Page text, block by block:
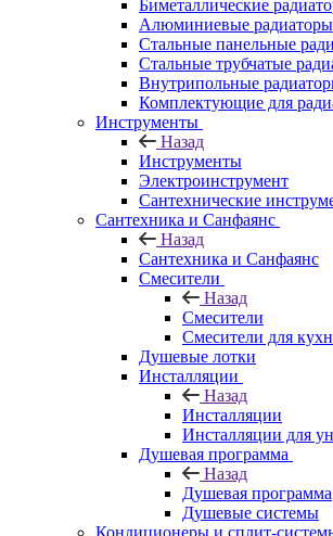
Биметаллические
Алюминиевые радиаторы
Стальные панельные
Стальные трубчатые
Внутрипольные
Комплектующие для
Инструменты
Назад
Инструменты
Электроинструмент
Сантехнические
Сантехника и Санфаянс
Назад
Сантехника и Санфаянс
Смесители
Назад
Смесители
Смесители для
Душевые лотки
Инсталляции
Назад
Инсталляции
Инсталляции для
Душевая программа
Назад
Душевая программа
Душевые системы
Кондиционеры и сплит-